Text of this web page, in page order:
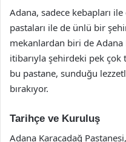
Adana, sadece kebapları
pastaları ile de ünlü bir
mekanlardan biri de Adana
itibarıyla şehirdeki pek çok
bu pastane, sunduğu
bırakıyor.
Tarihçe ve Kuruluş
Adana Karacadağ